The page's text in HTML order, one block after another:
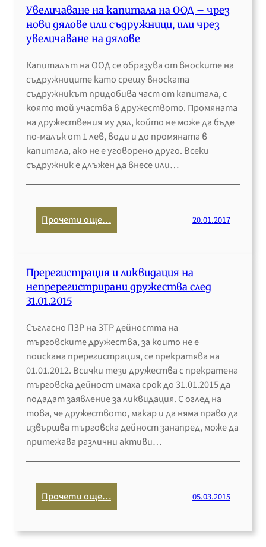
а
м
е
д
и
ц
и
н
с
к
а
о
м
щ
д
е
а
л
н
а
м
е
д
и
ц
и
в
а
н
и
л
и
с
л
и
в
а
н
п
р
о
е
с
т
,
р
е
к
в
и
т
и
а
л
д
о
с
т
и
в
ъ
з
р
а
н
е
г
о
в
к
о
п
р
е
д
п
р
и
и
Увеличаване на капитала на ООД – чрез
нови дялове или съдружници, или чрез
увеличаване на дялове
Капиталът на ООД се образува от вноските на
съдружниците като срещу вноската
съдружникът придобива част от капитала, с
която той участва в дружеството. Промяната
на дружествения му дял, който не може да бъде
по-малък от 1 лев, води и до промяната в
капитала, ако не е уговорено друго. Всеки
съдружник е длъжен да внесе или…
Прочети още…:
У
л
и
в
а
н
е
н
а
к
а
п
и
л
н
20.01.2017
Пререгистрация и ликвидация на
непререгистрирани дружества след
31.01.2015
Съгласно ПЗР на ЗТР дейността на
търговските дружества, за които не е
поискана пререгистрация, се прекратява на
01.01.2012. Всички тези дружества с прекратена
търговска дейност имаха срок до 31.01.2015 да
подадат заявление за ликвидация. С оглед на
това, че дружеството, макар и да няма право да
извършва търговска дейност занапред, може да
притежава различни активи…
Прочети още…:
П
е
05.03.2015